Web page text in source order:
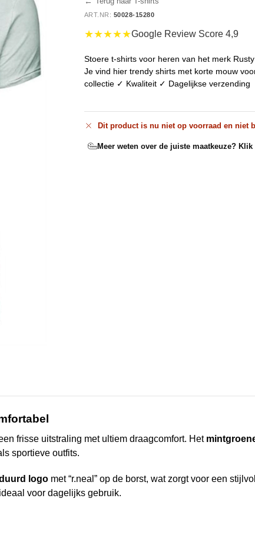
ART.NR: 50028-15280
★★★★★Google Review Score 4,9
Stoere t-shirts voor heren van het merk
Je vind hier trendy shirts met korte mouw
collectie ✓ Kwaliteit ✓ Dagelijkse verzending
Dit product is nu niet op voorraad en niet
Meer weten over de juiste maatkeuze? Klik
frisse uitstraling met ultiem draagcomfort. Het
sportieve outfits.
logomet “r.neal” op de borst, wat zorgt voor een
voor dagelijks gebruik.